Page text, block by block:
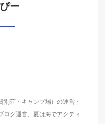
ー
別荘・キャンプ場）の運営・
ログ運営、夏は海でアクティ